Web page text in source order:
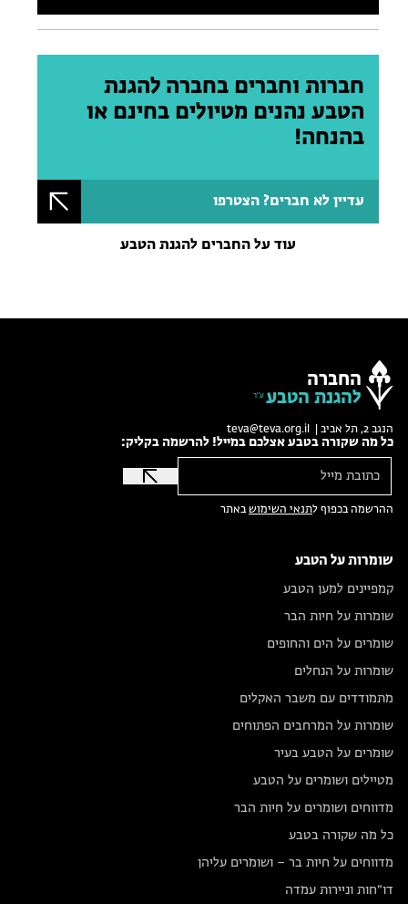
חברות וחברים בחברה להגנת
הטבע נהנים מטיולים בחינם או
בהנחה!
עדיין לא חברים? הצטרפו
עוד על החברים להגנת הטבע
החברה
להגנת הטבע
הנגב 2, תל אביב | teva@teva.org.il
כל מה שקורה בטבע אצלכם במייל! להרשמה בקליק:
ההרשמה בכפוף לתנאי השימושבאתר
שומרות על הטבע
קמפיינים למען הטבע
שומרות על חיות הבר
שומרים על הים והחופים
שומרות על הנחלים
מתמודדים עם משבר האקלים
שומרות על המרחבים הפתוחים
שומרים על הטבע בעיר
מטיילים ושומרים על הטבע
מדווחים ושומרים על חיות הבר
כל מה שקורה בטבע
מדווחים על חיות בר – ושומרים עליהן
דו״חות וניירות עמדה